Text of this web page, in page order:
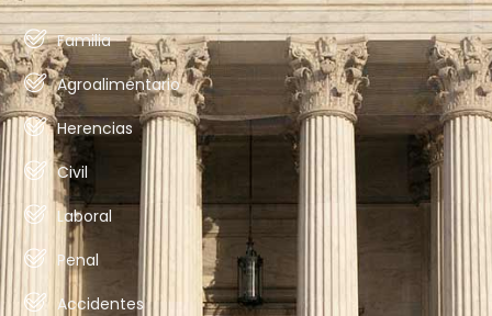
Familia
Agroalimentario
Herencias
Civil
Laboral
Penal
Accidentes